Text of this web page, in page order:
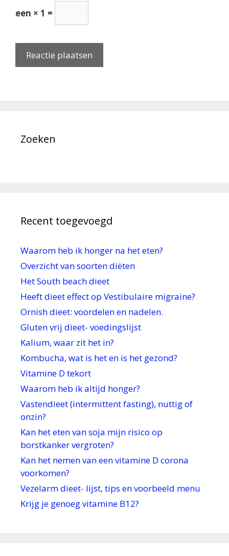
een × 1 =
Zoeken
Recent toegevoegd
Waarom heb ik honger na het eten?
Overzicht van soorten diëten
Het South beach dieet
Heeft dieet effect op Vestibulaire migraine?
Ornish dieet: voordelen en nadelen.
Gluten vrij dieet- voedingslijst
Kalium, waar zit het in?
Kombucha, wat is het en is het gezond?
Vitamine D tekort
Waarom heb ik altijd honger?
Vastendieet (intermittent fasting), nuttig of
onzin?
Kan het eten van soja mijn risico op
borstkanker vergroten?
Kan het nemen van een vitamine D corona
voorkomen?
Vezelarm dieet- lijst, tips en voorbeeld menu
Krijg je genoeg vitamine B12?